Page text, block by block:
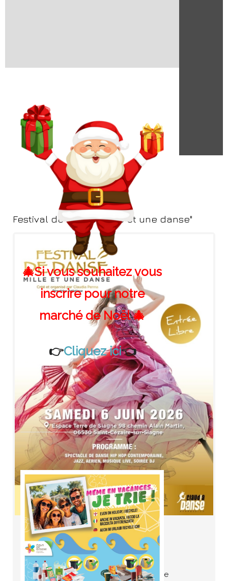
🎄Si vous souhaitez vous
inscrire pour notre
marché de Noël 🎄
👉Cliquez ici👈
Festival de danse "Mille et une danse"
Catégorie
Rencontres Village
Date
6 juin 2026 10:00
Lieu Espace Terre de Siagne